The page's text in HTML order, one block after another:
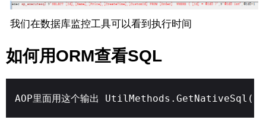
我们在数据库监控工具可以看到执行时间
如何用ORM查看SQL
AOP里面用这个输出